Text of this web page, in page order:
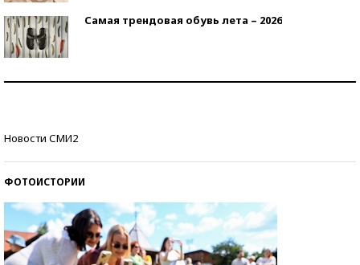
Самая трендовая обувь лета – 2026
Новости СМИ2
ФОТОИСТОРИИ